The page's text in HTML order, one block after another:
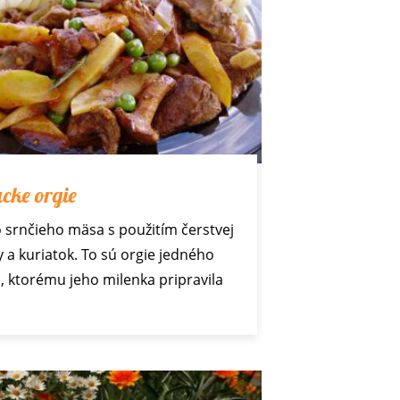
orgie
srnčieho mäsa s použitím čerstvej
a kuriatok. To sú orgie jedného
ktorému jeho milenka pripravila